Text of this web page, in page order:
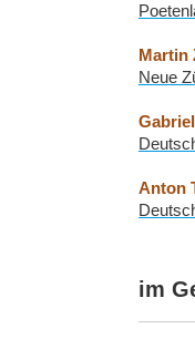
Martin
Neue
Anton
im